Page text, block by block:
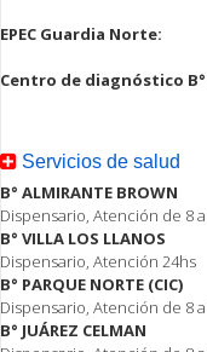
EPEC Guardia Norte:
Centro de diagnóstico
Servicios de salud
B° ALMIRANTE BROWN
Dispensario, Atención de 8
B° VILLA LOS LLANOS
Dispensario, Atención 24hs
B° PARQUE NORTE (CIC)
Dispensario, Atención de 8
B° JUÁREZ CELMAN